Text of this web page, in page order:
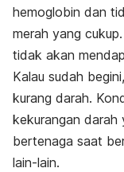
hemoglobin dan
merah yang
tidak akan
Kalau sudah
kurang darah.
kekurangan darah
bertenaga saat
lain-lain.